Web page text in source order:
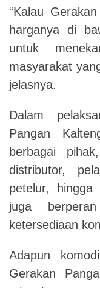
“Kalau
harganya di
untuk
masyarakat
jelasnya.
Dalam
Pangan
berbagai
distributor,
petelur,
juga
ketersediaan
Adapun
Gerakan